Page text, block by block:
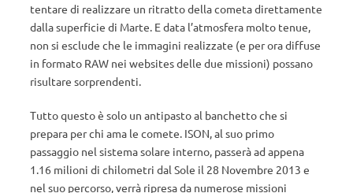
tentare di realizzare un ritratto della cometa direttamente
dalla superficie di Marte. E data l’atmosfera molto tenue,
non si esclude che le immagini realizzate (e per ora diffuse
in formato RAW nei websites delle due missioni) possano
risultare sorprendenti.
Tutto questo è solo un antipasto al banchetto che si
prepara per chi ama le comete. ISON, al suo primo
passaggio nel sistema solare interno, passerà ad appena
1.16 milioni di chilometri dal Sole il 28 Novembre 2013 e
nel suo percorso, verrà ripresa da numerose missioni